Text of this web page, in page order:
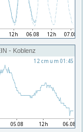
- Koblenz